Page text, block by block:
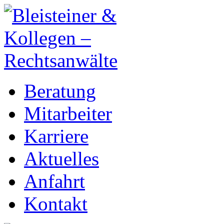
Beratung
Mitarbeiter
Karriere
Aktuelles
Anfahrt
Kontakt